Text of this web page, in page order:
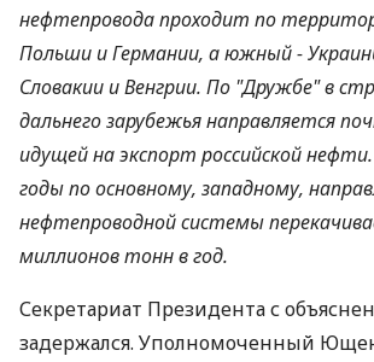
нефтепровода проходит по
Польши и Германии, а южный -
Словакии и Венгрии. По "Дружбе" в
дальнего зарубежья направляется
идущей на экспорт российской
годы по основному, западному,
нефтепроводной системы
миллионов тонн в год.
Секретариат Президента с
задержался. Уполномоченный